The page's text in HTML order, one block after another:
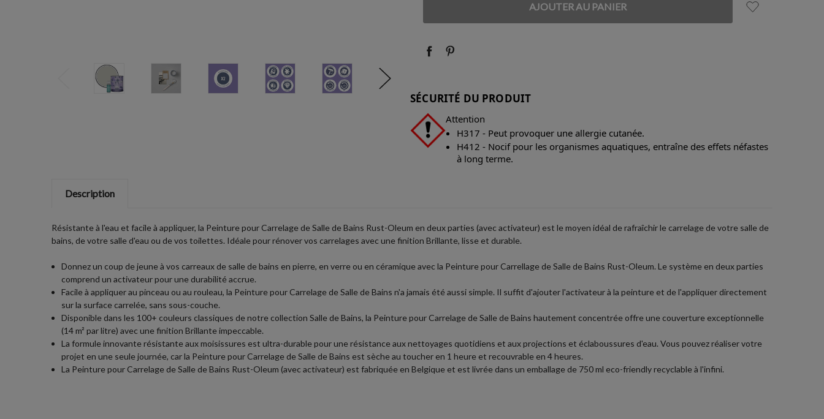
:
:
SÉCURITÉ DU PRODUIT
Attention
H317 - Peut provoquer une allergie cutanée.
H412 - Nocif pour les organismes aquatiques, entraîne des effets néfastes
à long terme.
Description
Résistante à l'eau et facile à appliquer, la Peinture pour Carrelage de Salle de Bains Rust-Oleum en deux parties (avec activateur) est le moyen idéal de rafraîchir le carrelage de votre salle de
bains, de votre salle d'eau ou de vos toilettes. Idéale pour rénover vos carrelages avec une finition Brillante, lisse et durable.
Donnez un coup de jeune à vos carreaux de salle de bains en pierre, en verre ou en céramique avec la Peinture pour Carrellage de Salle de Bains Rust-Oleum. Le système en deux parties
comprend un activateur pour une durabilité accrue.
Facile à appliquer au pinceau ou au rouleau, la Peinture pour Carrelage de Salle de Bains n'a jamais été aussi simple. Il suffit d'ajouter l'activateur à la peinture et de l'appliquer directement
sur la surface carrelée, sans sous-couche.
Disponible dans les 100+ couleurs classiques de notre collection Salle de Bains, la Peinture pour Carrelage de Salle de Bains hautement concentrée offre une couverture exceptionnelle
(14 m² par litre) avec une finition Brillante impeccable.
La formule innovante résistante aux moisissures est ultra-durable pour une résistance aux nettoyages quotidiens et aux projections et éclaboussures d'eau. Vous pouvez réaliser votre
projet en une seule journée, car la Peinture pour Carrelage de Salle de Bains est sèche au toucher en 1 heure et recouvrable en 4 heures.
La Peinture pour Carrelage de Salle de Bains Rust-Oleum (avec activateur) est fabriquée en Belgique et est livrée dans un emballage de 750 ml eco-friendly recyclable à l'infini.